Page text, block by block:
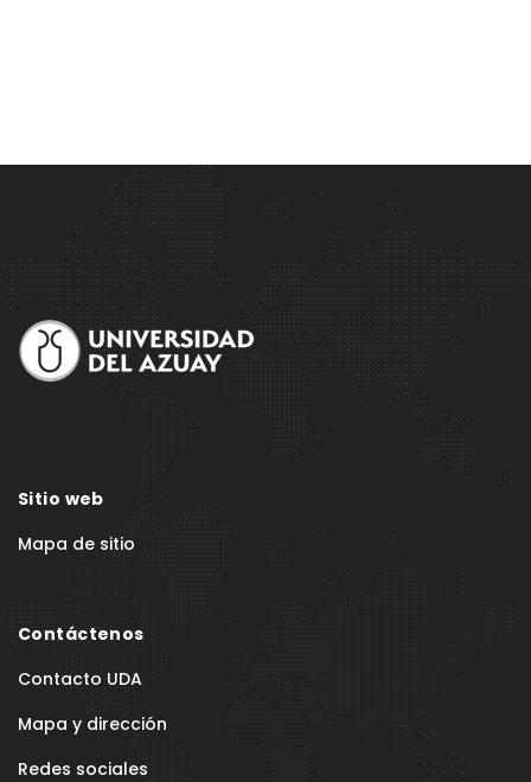
Sitio web
Mapa de sitio
Contáctenos
Contacto UDA
Mapa y dirección
Redes sociales